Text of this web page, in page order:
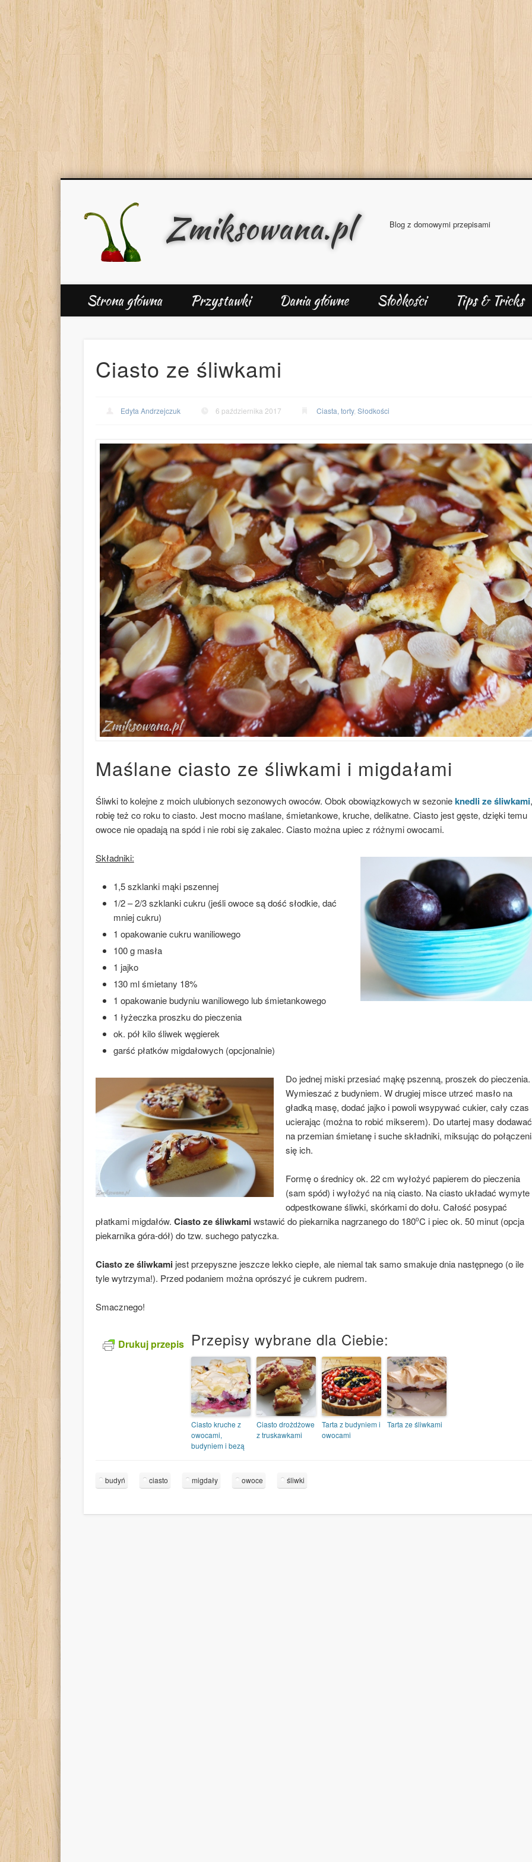
Zmiksowana.pl Blog z domowymi przepisami
FacebookPinterest
Strona główna Przystawki Dania główne Słodkości Tips & Tricks
Ciasto ze śliwkami
Edyta Andrzejczuk 6 października 2017 Ciasta, torty, Słodkości
Maślane ciasto ze śliwkami i migdałami
Śliwki to kolejne z moich ulubionych sezonowych owoców. Obok obowiązkowych w sezonie knedli ze śliwkami,
robię też co roku to ciasto. Jest mocno maślane, śmietankowe, kruche, delikatne. Ciasto jest gęste, dzięki temu
owoce nie opadają na spód i nie robi się zakalec. Ciasto można upiec z różnymi owocami.
Składniki:
1,5 szklanki mąki pszennej
1/2 – 2/3 szklanki cukru (jeśli owoce są dość słodkie, dać
mniej cukru)
1 opakowanie cukru waniliowego
100 g masła
1 jajko
130 ml śmietany 18%
1 opakowanie budyniu waniliowego lub śmietankowego
1 łyżeczka proszku do pieczenia
ok. pół kilo śliwek węgierek
garść płatków migdałowych (opcjonalnie)
Do jednej miski przesiać mąkę pszenną, proszek do pieczenia.
Wymieszać z budyniem. W drugiej misce utrzeć masło na
gładką masę, dodać jajko i powoli wsypywać cukier, cały czas
ucierając (można to robić mikserem). Do utartej masy dodawać
na przemian śmietanę i suche składniki, miksując do
się ich.
Formę o średnicy ok. 22 cm wyłożyć papierem do pieczenia
(sam spód) i wyłożyć na nią ciasto. Na ciasto układać wymyte
odpestkowane śliwki, skórkami do dołu. Całość posypać
płatkami migdałów. Ciasto ze śliwkamiwstawić do piekarnika nagrzanego do 180oC i piec ok. 50 minut (opcja
piekarnika góra-dół) do tzw. suchego patyczka.
Ciasto ze śliwkamijest przepyszne jeszcze lekko ciepłe, ale niemal tak samo smakuje dnia następnego (o ile
tyle wytrzyma!). Przed podaniem można oprószyć je cukrem pudrem.
Smacznego!
Drukuj przepis Przepisy wybrane dla Ciebie:
Ciasto kruche z
owocami,
budyniem i bezą
Ciasto drożdżowe
z truskawkami
Tarta z budyniem i
owocami
Tarta ze śliwkami
budyń ciasto migdały owoce śliwki